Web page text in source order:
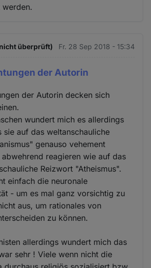
werden.
überprüft) Fr. 28 Sep 2018 - 15:34
der Autorin
der Autorin decken sich
wundert mich es allerdings
sie auf das weltanschauliche
genauso vehement
reagieren wie auf das
Reizwort "Atheismus".
einfach die neuronale
- um es mal ganz vorsichtig zu
aus, um rationales von
zu können.
allerdings wundert mich das
sehr ! Viele wenn nicht die